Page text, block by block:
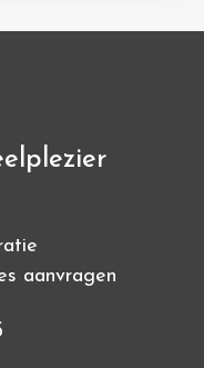
aanvragen